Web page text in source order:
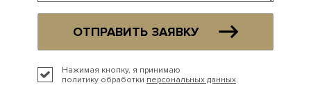
ОТПРАВИТЬ ЗАЯВКУ
Нажимая кнопку, я принимаю
политику обработки персональных данных.